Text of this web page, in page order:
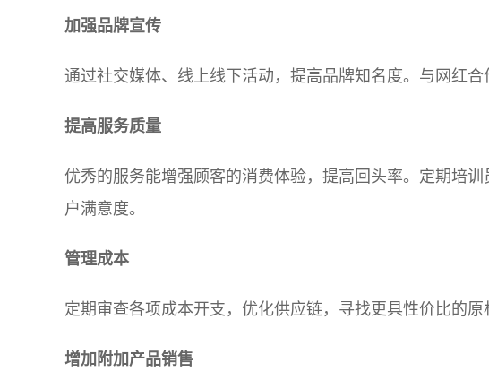
加强品牌宣传
通过社交媒体、线上线下活动，提高品牌知名度。与网红合
提高服务质量
优秀的服务能增强顾客的消费体验，提高回头率。定期培
户满意度。
管理成本
定期审查各项成本开支，优化供应链，寻找更具性价比的原
增加附加产品销售